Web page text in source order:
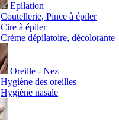
Epilation
Coutellerie, Pince à épiler
Cire à épiler
Crème dépilatoire, décolorante
Oreille - Nez
Hygiène des oreilles
Hygiène nasale